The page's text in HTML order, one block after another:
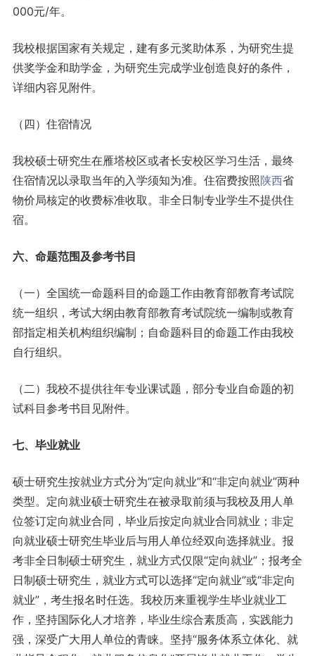
000元/年。
我校根据国家有关规定，建有多元奖助体系，为研究生提
供奖学金和助学金，为研究生完成学业创造良好的条件，
详细内容见附件。
（四）住宿情况
我校硕士研究生在雁塔校区或者长安校区学习生活，最终
住宿情况以录取当年的入学须知为准。住宿费按照陕西省
物价局核定的收费标准收取。非全日制专业学生不提供住
宿。
六、命题范围及参考书目
（一）全国统一命题科目的命题工作由教育部教育考试院
统一组织，考试大纲由教育部教育考试院统一编制或教育
部指定相关机构组织编制；自命题科目的命题工作由我校
自行组织。
（二）我校不提供往年专业课试题，部分专业自命题的初
试科目参考书目见附件。
七、毕业就业
硕士研究生按就业方式分为“定向就业”和“非定向就业”两种
类型。定向就业硕士研究生在被录取前须与我校及用人单
位签订定向就业合同，毕业后按定向就业合同就业；非定
向就业硕士研究生毕业后与用人单位经双向选择就业。报
考非全日制硕士研究生，就业方式仅限“定向就业”；报考全
日制硕士研究生，就业方式可以选择“定向就业”或“非定向
就业”，考生报名时任选。我校历来重视学生毕业就业工
作，坚持国际化人才培养，毕业生综合素质高，实践能力
强，深受广大用人单位的青睐。坚持“服务体系立体化、就